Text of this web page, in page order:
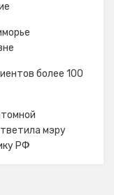
более 100
мэру
РФ